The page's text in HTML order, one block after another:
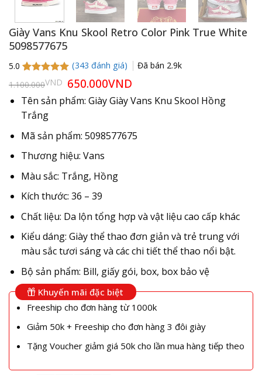
Giày Vans Knu Skool Retro Color Pink True White
5098577675
5.0
5.0trên 5
dựa trên
343
đánh giá
(343 đánh giá) Đã bán 2.9k
1.100.000VND Giá
gốc
là:
1.100.000VND.
650.000VND
tại
là:
Tên sản phẩm: Giày Giày Vans Knu Skool Hồng
Trắng
Mã sản phẩm: 5098577675
Thương hiệu: Vans
Màu sắc: Trắng, Hồng
Kích thước: 36 – 39
Chất liệu: Da lộn tổng hợp và vật liệu cao cấp khác
Kiểu dáng: Giày thể thao đơn giản và trẻ trung với
màu sắc tươi sáng và các chi tiết thể thao nổi bật.
Bộ sản phẩm: Bill, giấy gói, box, box bảo vệ
Khuyến mãi đặc biệt
Freeship cho đơn hàng từ 1000k
Giảm 50k + Freeship cho đơn hàng 3 đôi giày
Tặng Voucher giảm giá 50k cho lần mua hàng tiếp theo